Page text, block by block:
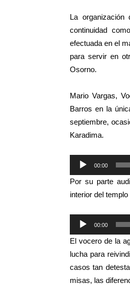
La
continuidad
efectuada en el
para servir en
Osorno.
Mario Vargas,
Barros en la
septiembre,
Karadima.
Reproductor
de
audio
00:00
Por su parte
interior del
Reproductor
de
audio
00:00
El vocero de la
lucha para
casos tan
misas, las